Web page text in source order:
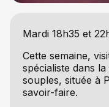
Mardi 18h35 et
Cette semaine,
spécialiste dans
souples, située à
savoir-faire.